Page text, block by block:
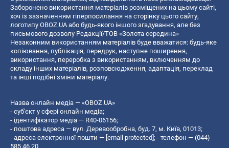
Заборонено використання матеріалів розміщених на цьому сайті,
хоч із зазначенням гіперпосилання на сторінку цього сайту,
логотипу OBOZ.UA або будь-якого іншого згадування, але без
письмового дозволу Редакції/ТОВ «Золота середина»
Незаконним використанням матеріалів буде вважатися: будь-яке
копiювання, публiкацiя, передрук, наступне поширення,
використання, переробка з використанням, включенням до
складу інших матеріалів, розповсюдження, адаптація, переклад
та інші подібні зміни матеріалу.
Назва онлайн медіа — «OBOZ.UA»
- суб'єкт у сфері онлайн медіа;
- ідентифікатор медіа — R40-06156;
- поштова адреса — вул. Деревообробна, буд. 7, м. Київ, 01013;
- адреса електронної пошти — [email protected] ; - телефон — (044)
585 46 20